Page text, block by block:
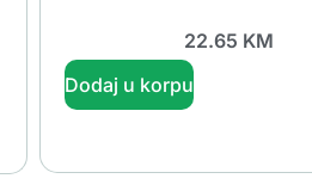
22.65 KM
Dodaj u korpu